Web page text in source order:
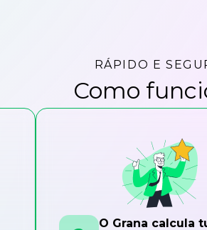
RÁPIDO E
Como
O Grana calcula